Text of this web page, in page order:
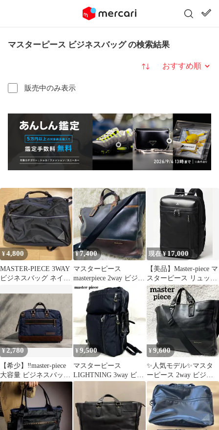
マスターピース ビジネスバッグ の検索結果
販売中のみ表示
並び替え
¥4,800
MASTER-PIECE 3WAY
ビジネスバッグ ネイビ
¥7,400
マスターピース
masterpiece 2way ビジネ
スバッグ レザー 大容
現在 ¥17,000
【美品】Master-piece マ
スターピース リュッ
ク ブラック
¥2,780
【希少】‼️master-piece
大容量 ビジネスバッグ
紺 ナイロン×レザー
¥9,500
マスターピース
LIGHTNING 3way ビジ
ネスバッグ リュック 黒
¥9,600
✨人気モデル✨マスタ
ーピース 2way ビジネ
スバッグ オールレザー
A4可 黒